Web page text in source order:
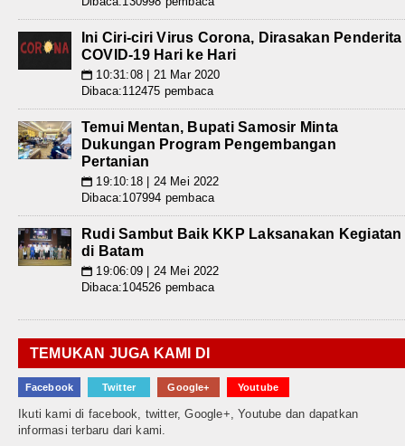
Ini Ciri-ciri Virus Corona, Dirasakan Penderita
COVID-19 Hari ke Hari
📅 10:31:08 | 21 Mar 2020
Dibaca:112475 pembaca
Temui Mentan, Bupati Samosir Minta
Dukungan Program Pengembangan
Pertanian
📅 19:10:18 | 24 Mei 2022
Dibaca:107994 pembaca
Rudi Sambut Baik KKP Laksanakan Kegiatan
di Batam
📅 19:06:09 | 24 Mei 2022
Dibaca:104526 pembaca
TEMUKAN JUGA KAMI DI
Facebook Twitter Google+ Youtube
Ikuti kami di facebook, twitter, Google+, Youtube dan dapatkan
informasi terbaru dari kami.